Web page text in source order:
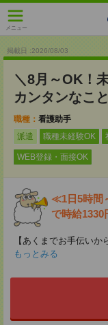
メニュー
掲載日 :2026/08/03
＼8月～OK！
カンタンなこ
職種： 看護助手
派遣
職種未経験OK
WEB登録・面接OK
≪1日5時間
で時給1330
【あくまでお手伝い
もっとみる